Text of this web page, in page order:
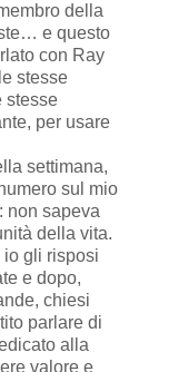
della
e questo
con Ray
stesse
stesse
per usare
settimana,
sul mio
non sapeva
della vita.
io gli risposi
e dopo,
chiesi
parlare di
alla
valore e